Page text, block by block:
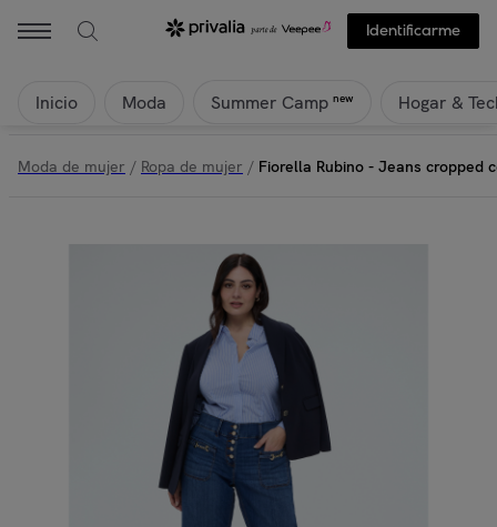
Identificarme
Inicio Moda Summer Camp new Hogar &
Moda de mujer / Ropa de mujer / Fiorella Rubino - Jeans cropped